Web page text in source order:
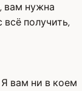
вам нужна
всё получить,
вам ни в коем